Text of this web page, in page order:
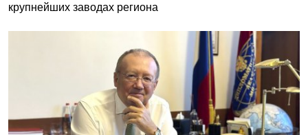
крупнейших заводах региона